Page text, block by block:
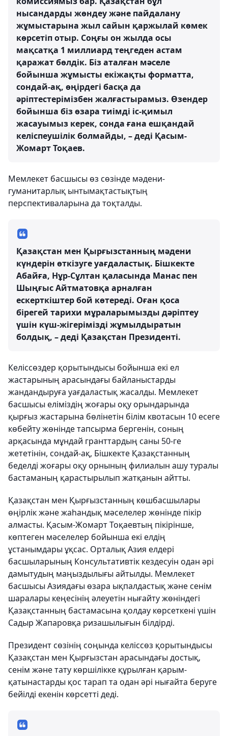
нысандарды жөндеу және пайдалану
жұмыстарына жыл сайын қаржылай көмек
көрсетіп отыр. Соңғы он жылда осы
мақсатқа 1 миллиард теңгеден астам
қаражат бөлдік. Біз аталған мәселе
бойынша жұмысты екіжақты форматта,
сондай-ақ, өңірдегі басқа да
әріптестерімізбен жалғастырамыз. Өзендер
бойынша біз өзара тиімді іс-қимыл
жасауымыз керек, сонда ғана ешқандай
келіспеушілік болмайды, – деді Қасым-
Жомарт Тоқаев.
Мемлекет басшысы өз сөзінде мәдени-
гуманитарлық ынтымақтастықтың
перспективаларына да тоқталды.
Қазақстан мен Қырғызстанның мәдени
күндерін өткізуге уағдаластық. Бішкекте
Абайға, Нұр-Сұлтан қаласында Манас пен
Шыңғыс Айтматовқа арналған
ескерткіштер бой көтереді. Оған қоса
бірегей тарихи мұраларымызды дәріптеу
үшін күш-жігерімізді жұмылдыратын
болдық, – деді Қазақстан Президенті.
Келіссөздер қорытындысы бойынша екі ел
жастарының арасындағы байланыстарды
жандандыруға уағдаластық жасалды. Мемлекет
басшысы еліміздің жоғары оқу орындарында
қырғыз жастарына бөлінетін білім квотасын 10 есеге
көбейту жөнінде тапсырма бергенін, соның
арқасында мұндай гранттардың саны 50-ге
жететінін, сондай-ақ, Бішкекте Қазақстанның
беделді жоғары оқу орнының филиалын ашу туралы
бастаманың қарастырылып жатқанын айтты.
Қазақстан мен Қырғызстанның көшбасшылары
өңірлік және жаһандық мәселелер жөнінде пікір
алмасты. Қасым-Жомарт Тоқаевтың пікірінше,
көптеген мәселелер бойынша екі елдің
ұстанымдары ұқсас. Орталық Азия елдері
басшыларының Консультативтік кездесуін одан әрі
дамытудың маңыздылығы айтылды. Мемлекет
басшысы Азиядағы өзара ықпалдастық және сенім
шаралары кеңесінің әлеуетін нығайту жөніндегі
Қазақстанның бастамасына қолдау көрсеткені үшін
Садыр Жапаровқа ризашылығын білдірді.
Президент сөзінің соңында келіссөз қорытындысы
Қазақстан мен Қырғызстан арасындағы достық,
сенім және тату көршілікке құрылған қарым-
қатынастарды қос тарап та одан әрі нығайта беруге
бейілді екенін көрсетті деді.